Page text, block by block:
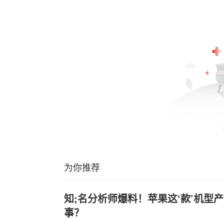
为你推荐
知;名分析师爆料！苹果这‘款’机型
事？